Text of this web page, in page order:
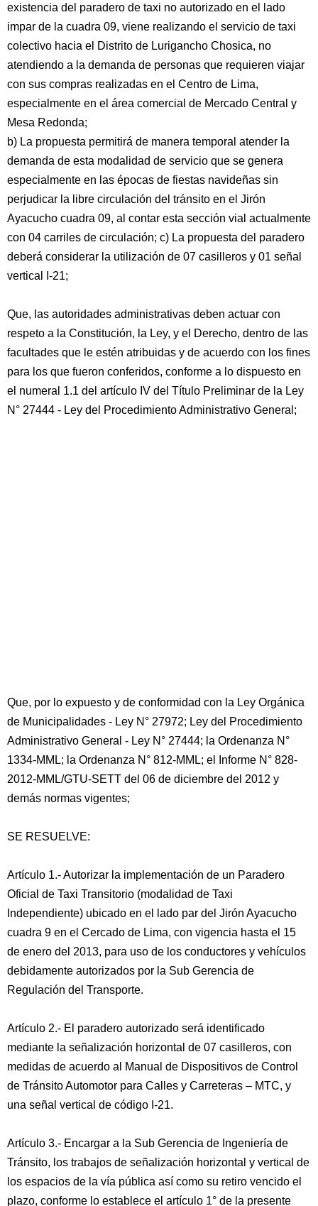
existencia del paradero de taxi no autorizado en el lado
impar de la cuadra 09, viene realizando el servicio de taxi
colectivo hacia el Distrito de Lurigancho Chosica, no
atendiendo a la demanda de personas que requieren viajar
con sus compras realizadas en el Centro de Lima,
especialmente en el área comercial de Mercado Central y
Mesa Redonda;
b) La propuesta permitirá de manera temporal atender la
demanda de esta modalidad de servicio que se genera
especialmente en las épocas de fiestas navideñas sin
perjudicar la libre circulación del tránsito en el Jirón
Ayacucho cuadra 09, al contar esta sección vial actualmente
con 04 carriles de circulación; c) La propuesta del paradero
deberá considerar la utilización de 07 casilleros y 01 señal
vertical I-21;
Que, las autoridades administrativas deben actuar con
respeto a la Constitución, la Ley, y el Derecho, dentro de las
facultades que le estén atribuidas y de acuerdo con los fines
para los que fueron conferidos, conforme a lo dispuesto en
el numeral 1.1 del artículo IV del Título Preliminar de la Ley
N° 27444 - Ley del Procedimiento Administrativo General;
Que, por lo expuesto y de conformidad con la Ley Orgánica
de Municipalidades - Ley N° 27972; Ley del Procedimiento
Administrativo General - Ley N° 27444; la Ordenanza N°
1334-MML; la Ordenanza N° 812-MML; el Informe N° 828-
2012-MML/GTU-SETT del 06 de diciembre del 2012 y
demás normas vigentes;
SE RESUELVE:
Artículo 1.- Autorizar la implementación de un Paradero
Oficial de Taxi Transitorio (modalidad de Taxi
Independiente) ubicado en el lado par del Jirón Ayacucho
cuadra 9 en el Cercado de Lima, con vigencia hasta el 15
de enero del 2013, para uso de los conductores y vehículos
debidamente autorizados por la Sub Gerencia de
Regulación del Transporte.
Artículo 2.- El paradero autorizado será identificado
mediante la señalización horizontal de 07 casilleros, con
medidas de acuerdo al Manual de Dispositivos de Control
de Tránsito Automotor para Calles y Carreteras – MTC, y
una señal vertical de código I-21.
Artículo 3.- Encargar a la Sub Gerencia de Ingeniería de
Tránsito, los trabajos de señalización horizontal y vertical de
los espacios de la vía pública así como su retiro vencido el
plazo, conforme lo establece el artículo 1° de la presente